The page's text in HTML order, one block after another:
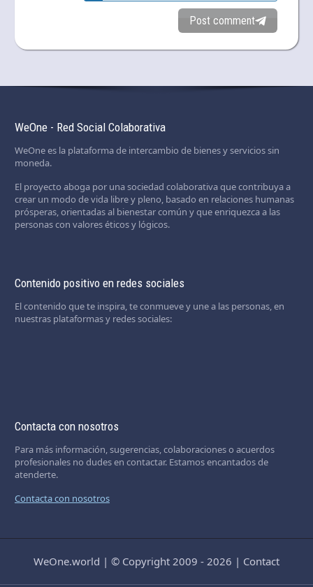
Post comment
WeOne - Red Social Colaborativa
WeOne es la plataforma de intercambio de bienes y servicios sin
moneda.
El proyecto aboga por una sociedad colaborativa que contribuya a
crear un modo de vida libre y pleno, basado en relaciones humanas
prósperas, orientadas al bienestar común y que enriquezca a las
personas con valores éticos y lógicos.
Contenido positivo en redes sociales
El contenido que te inspira, te conmueve y une a las personas, en
nuestras plataformas y redes sociales:
Contacta con nosotros
Para más información, sugerencias, colaboraciones o acuerdos
profesionales no dudes en contactar. Estamos encantados de
atenderte.
Contacta con nosotros
WeOne.world | © Copyright 2009 - 2026 | Contact